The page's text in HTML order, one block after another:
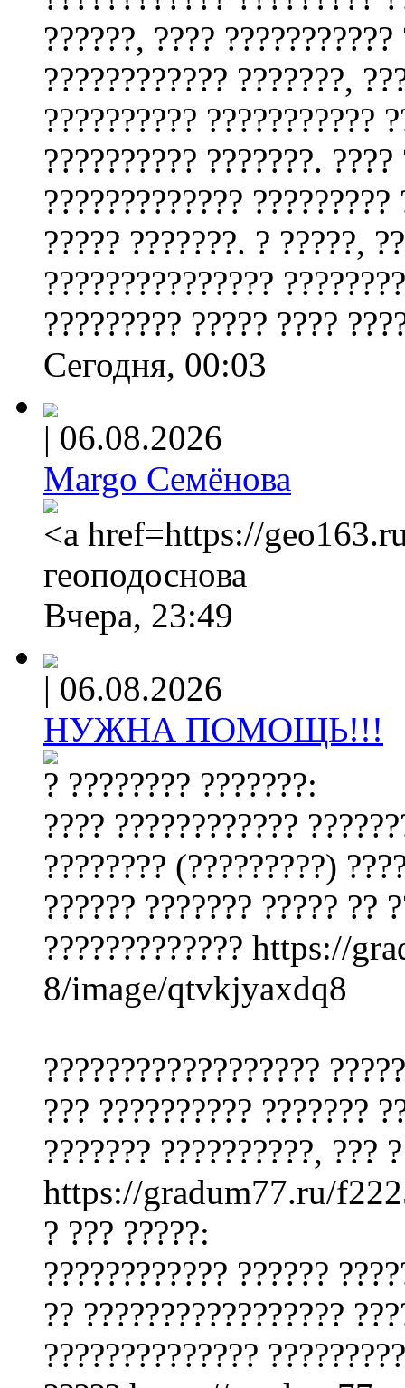
??????, ????
???????????? ???????,
?????????? ???????????
?????????? ???????.
?????????????
????? ???????. ? ?????,
???????????????
????????? ????? ????
Сегодня, 00:03
| 06.08.2026
Margo Семёнова
<a href=https://
геоподоснова
Вчера, 23:49
| 06.08.2026
НУЖНА ПОМОЩЬ!!!
? ???????? ???????:
???? ????????????
???????? (?????????)
?????? ??????? ????? ??
????????????? https://
8/image/qtvkjyaxdq8
??????????????????
??? ?????????? ???????
??????? ??????????, ???
https://gradum77.ru/
? ??? ?????:
???????????? ??????
?? ?????????????????
??????????????